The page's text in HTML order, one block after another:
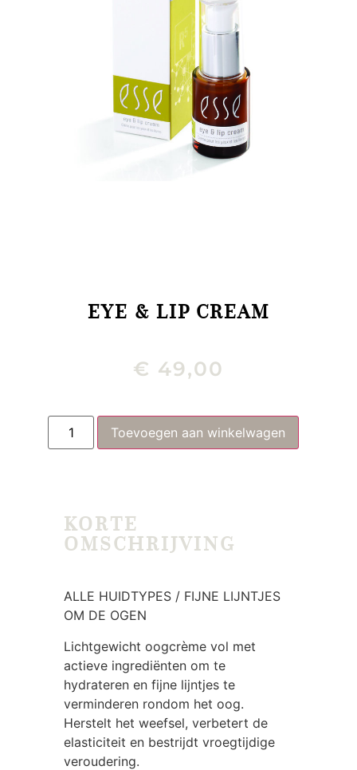
EYE & LIP CREAM
€ 49,00
Toevoegen aan winkelwagen
KORTE
OMSCHRIJVING
ALLE HUIDTYPES / FIJNE LIJNTJES
OM DE OGEN
Lichtgewicht oogcrème vol met
actieve ingrediënten om te
hydrateren en fijne lijntjes te
verminderen rondom het oog.
Herstelt het weefsel, verbetert de
elasticiteit en bestrijdt vroegtijdige
veroudering.